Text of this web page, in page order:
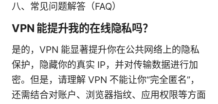
八、常见问题解答（FAQ）
VPN 能提升我的在线隐私吗？
是的，VPN 能显著提升你在公共网络上的隐私
保护，隐藏你的真实 IP，并对传输数据进行加
密。但是，请理解 VPN 不能让你“完全匿名”，
还需结合对账户、浏览器指纹、应用权限等方面